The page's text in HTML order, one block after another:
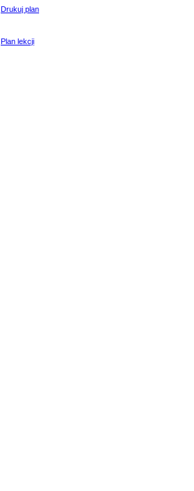
Drukuj plan
Plan lekcji